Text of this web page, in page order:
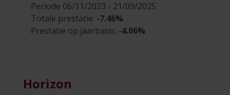
Periode 06/11/2023 - 21/09/2025
Totale prestatie: -7.46%
Prestatie op jaarbasis: -4.06%
Horizon